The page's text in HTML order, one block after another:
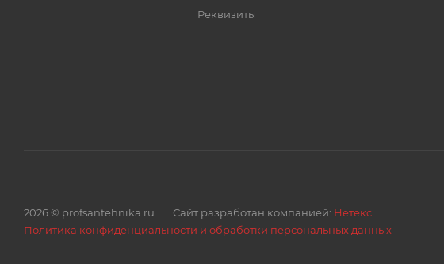
Реквизиты
2026 © profsantehnika.ru Сайт разработан компанией: Нетекс
Политика конфиденциальности и обработки персональных данных